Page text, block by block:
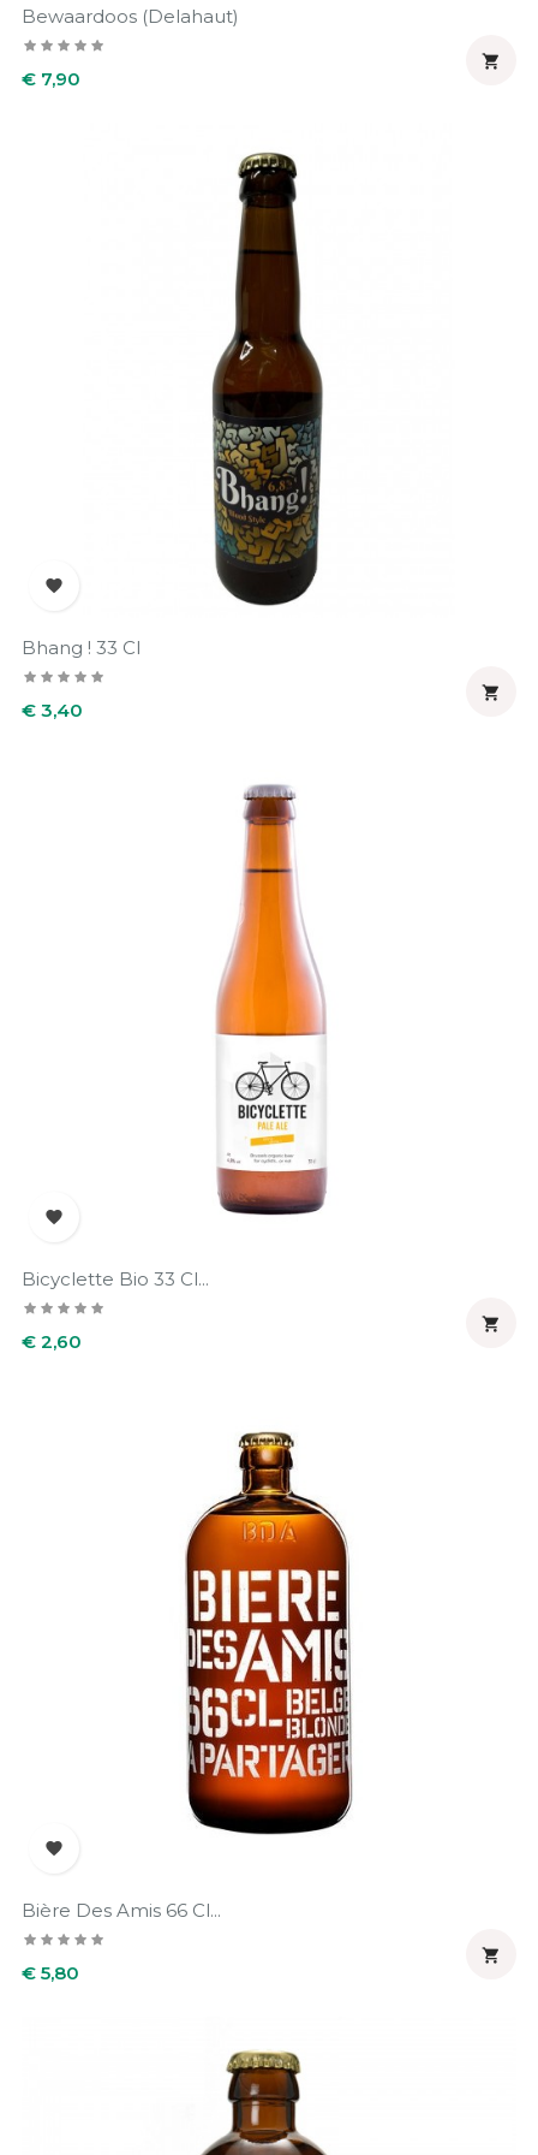
Bewaardoos (Delahaut)
Prijs
€ 7,90


Bhang ! 33 Cl
Prijs
€ 3,40


Bicyclette Bio 33 Cl...
Prijs
€ 2,60


Bière Des Amis 66 Cl...
Prijs
€ 5,80
